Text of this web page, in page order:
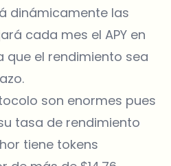
dinámicamente las
cada mes el APY en
que el rendimiento sea
son enormes pues
tasa de rendimiento
tiene tokens